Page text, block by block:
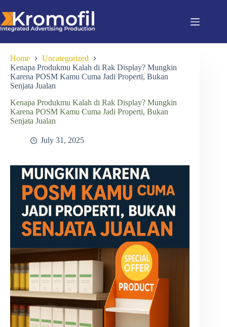
Home
Uncategorized
Kenapa Produkmu Kalah di Rak Display? Mungkin
Karena POSM Kamu Cuma Jadi Properti, Bukan
Senjata Jualan
Kenapa Produkmu Kalah di Rak Display? Mungkin
Karena POSM Kamu Cuma Jadi Properti, Bukan
Senjata Jualan
July 31, 2025